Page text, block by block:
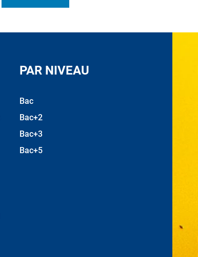
PAR NIVEAU
Bac
Bac+2
Bac+3
Bac+5